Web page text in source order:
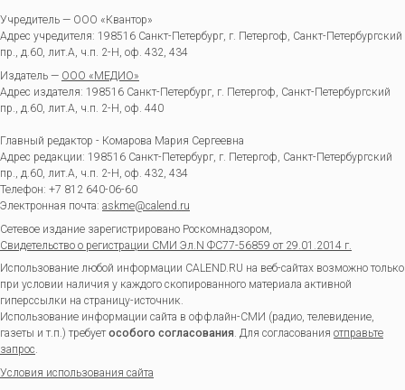
Учредитель — ООО «Квантор»
Адрес учредителя: 198516 Санкт-Петербург, г. Петергоф, Санкт-Петербургский
пр., д.60, лит.А, ч.п. 2-Н, оф. 432, 434
Издатель — ООО «МЕДИО»
Адрес издателя: 198516 Санкт-Петербург, г. Петергоф, Санкт-Петербургский
пр., д.60, лит.А, ч.п. 2-Н, оф. 440
Главный редактор - Комарова Мария Сергеевна
Адрес редакции: 198516 Санкт-Петербург, г. Петергоф, Санкт-Петербургский
пр., д.60, лит.А, ч.п. 2-Н, оф. 432, 434
Телефон: +7 812 640-06-60
Электронная почта: askme@calend.ru
Сетевое издание зарегистрировано Роскомнадзором,
Свидетельство о регистрации СМИ Эл.N ФС77-56859 от 29.01.2014 г.
Использование любой информации CALEND.RU на веб-сайтах возможно только
при условии наличия у каждого скопированного материала активной
гиперссылки на страницу-источник.
Использование информации сайта в оффлайн-СМИ (радио, телевидение,
газеты и т.п.) требуетособого согласования. Для согласования отправьте
запрос.
Условия использования сайта